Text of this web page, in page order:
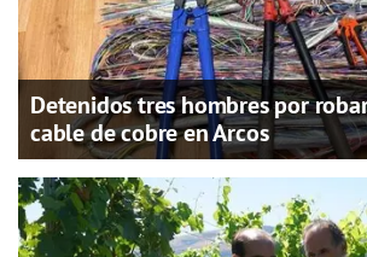
Detenidos tres hombres por
cable de cobre en Arcos